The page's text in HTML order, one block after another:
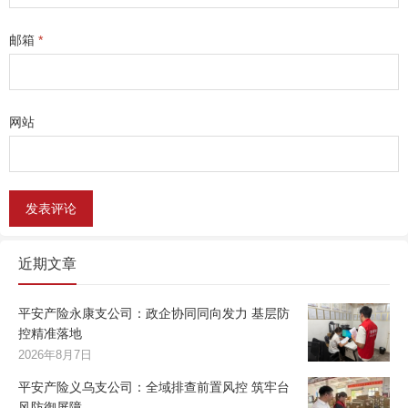
邮箱 *
网站
近期文章
平安产险永康支公司：政企协同同向发力 基层防
控精准落地
2026年8月7日
平安产险义乌支公司：全域排查前置风控 筑牢台